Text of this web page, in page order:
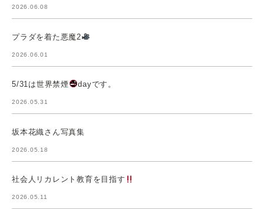
2026.06.08
プラダを着た悪魔2
2026.06.01
5/31は世界禁煙 dayです。
2026.05.31
坂本花織さん写真集
2026.05.18
社会人リカレント教育を目指す
2026.05.11